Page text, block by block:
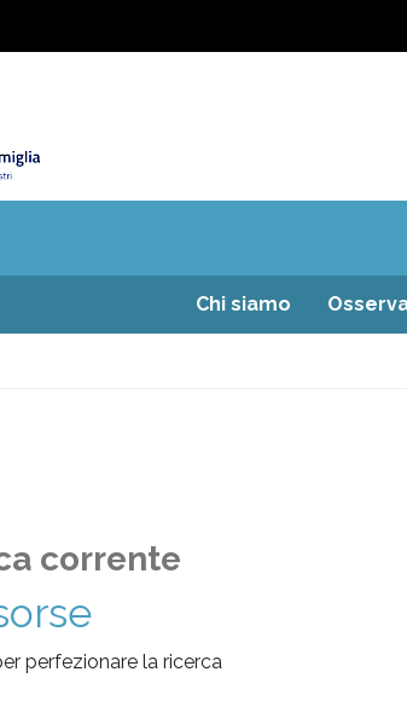
Chi siamo
corrente
perfezionare la ricerca